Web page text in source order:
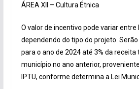
ÁREA XII – Cultura Étnica
O valor de incentivo pode variar entre
dependendo do tipo do projeto.
para o ano de 2024 até 3% da receita
município no ano anterior,
IPTU, conforme determina a Lei